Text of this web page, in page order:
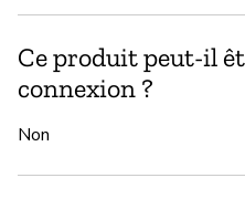
Ce produit peut-il
connexion ?
Non